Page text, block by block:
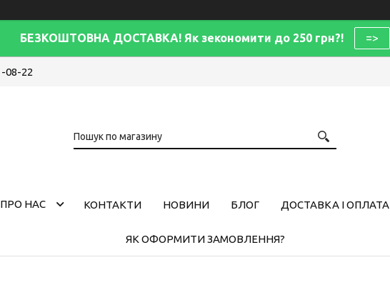
БЕЗКОШТОВНА ДОСТАВКА! Як зекономити до 250 грн?! =>
08-22
ПРО НАС КОНТАКТИ НОВИНИ БЛОГ ДОСТАВКА І ОПЛАТА
ЯК ОФОРМИТИ ЗАМОВЛЕННЯ?